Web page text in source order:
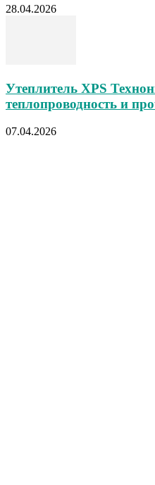
28.04.2026
Утеплитель XPS
теплопроводность и
07.04.2026